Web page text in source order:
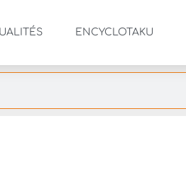
ENCYCLOTAKU